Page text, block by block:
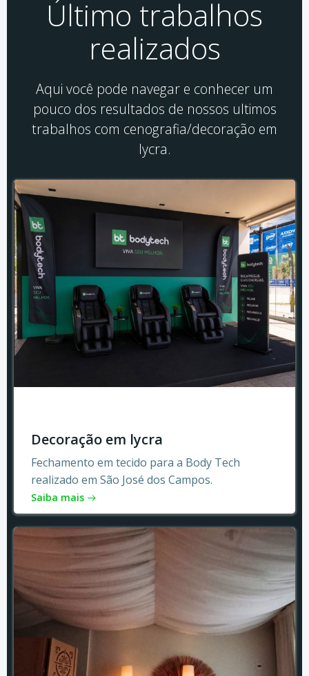
Último trabalhos
realizados
Aqui você pode navegar e conhecer um
pouco dos resultados de nossos ultimos
trabalhos com cenografia/decoração em
lycra.
Decoração em lycra
Fechamento em tecido para a Body Tech
realizado em São José dos Campos.
Saiba mais